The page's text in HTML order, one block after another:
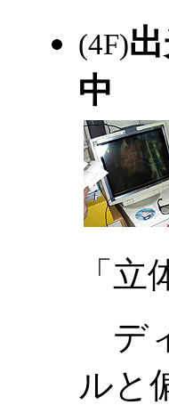
(4F)
中
「
デ
ルと